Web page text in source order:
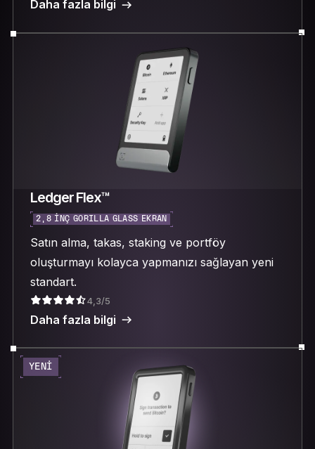
Daha fazla bilgi
Ledger Flex™
2,8 INÇ GORILLA GLASS EKRAN
Satın alma, takas, staking ve portföy
oluşturmayı kolayca yapmanızı sağlayan yeni
standart.
4,3/5
Daha fazla bilgi
YENI